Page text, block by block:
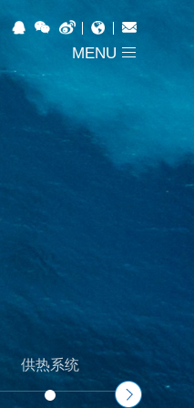
MENU
供热系统